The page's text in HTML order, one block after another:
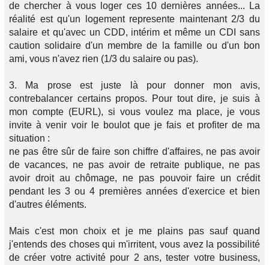
de chercher à vous loger ces 10 dernières années... La
réalité est qu'un logement represente maintenant 2/3 du
salaire et qu'avec un CDD, intérim et même un CDI sans
caution solidaire d'un membre de la famille ou d'un bon
ami, vous n'avez rien (1/3 du salaire ou pas).
3. Ma prose est juste là pour donner mon avis,
contrebalancer certains propos. Pour tout dire, je suis à
mon compte (EURL), si vous voulez ma place, je vous
invite à venir voir le boulot que je fais et profiter de ma
situation :
ne pas être sûr de faire son chiffre d'affaires, ne pas avoir
de vacances, ne pas avoir de retraite publique, ne pas
avoir droit au chômage, ne pas pouvoir faire un crédit
pendant les 3 ou 4 premières années d'exercice et bien
d'autres éléments.
Mais c'est mon choix et je me plains pas sauf quand
j'entends des choses qui m'irritent, vous avez la possibilité
de créer votre activité pour 2 ans, tester votre business,